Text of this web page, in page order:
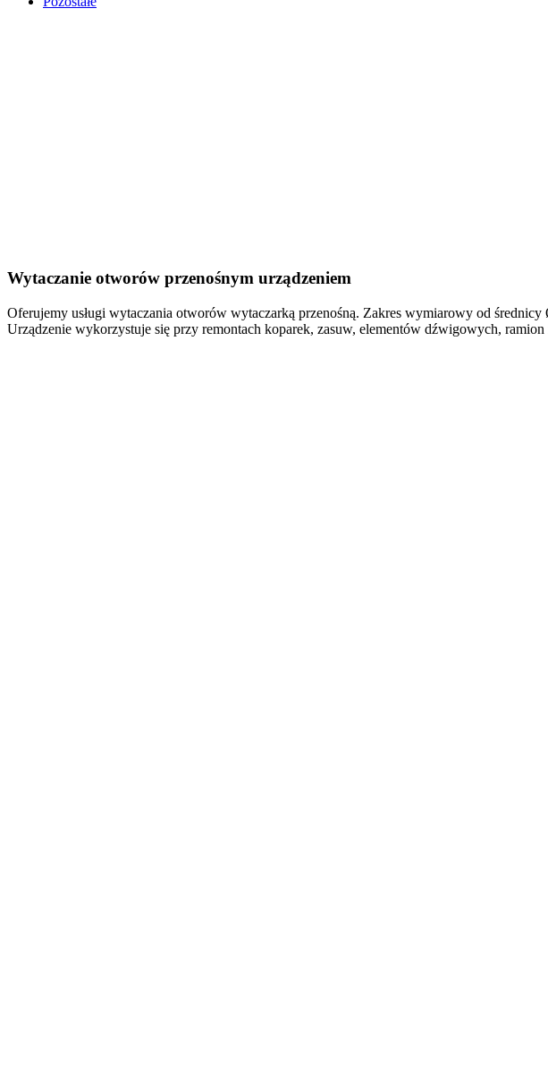
Wytaczanie otworów przenośnym urządzeniem
Oferujemy usługi wytaczania otworów wytaczarką przenośną. Zakres wymiarowy od
Urządzenie wykorzystuje się przy remontach koparek, zasuw, elementów dźwigowych,